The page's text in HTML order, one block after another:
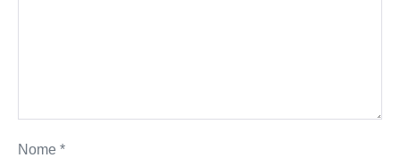
Nome *